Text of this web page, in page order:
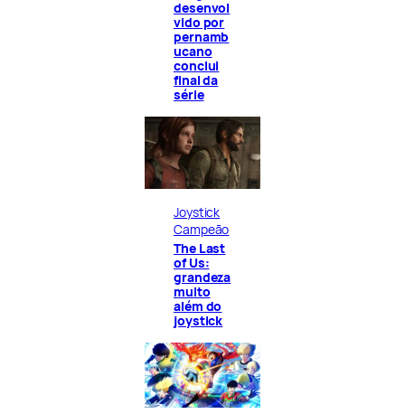
desenvol
vido por
pernamb
ucano
conclui
final da
série
Joystick
Campeão
The Last
of Us:
grandeza
muito
além do
joystick